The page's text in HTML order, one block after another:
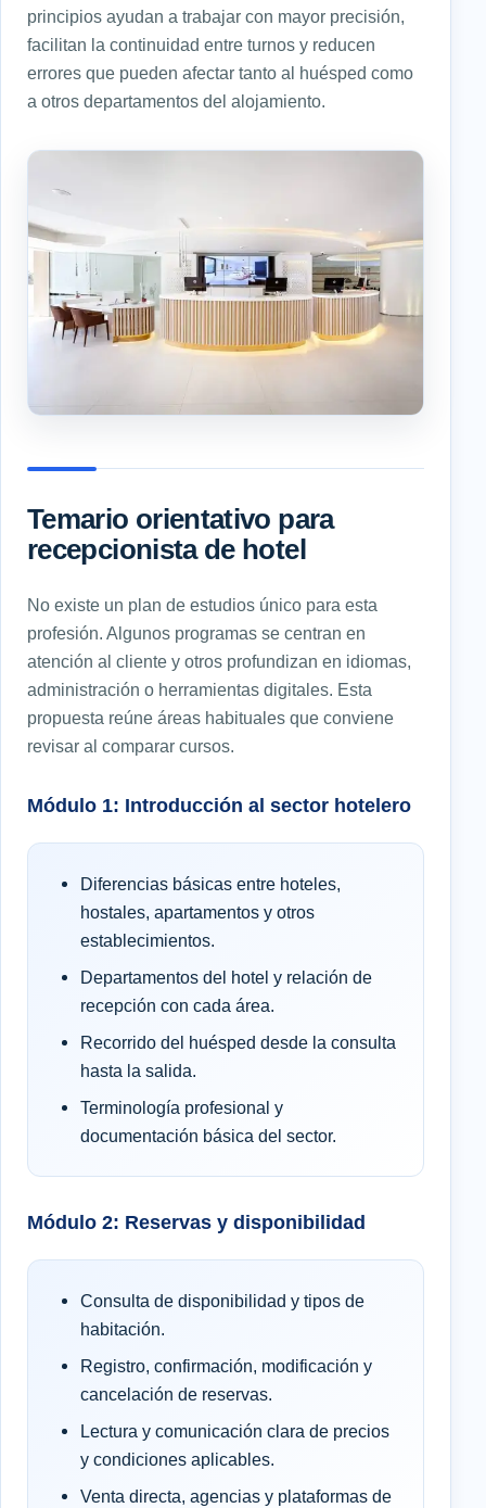
principios ayudan a trabajar con mayor precisión,
facilitan la continuidad entre turnos y reducen
errores que pueden afectar tanto al huésped como
a otros departamentos del alojamiento.
Temario orientativo para
recepcionista de hotel
No existe un plan de estudios único para esta
profesión. Algunos programas se centran en
atención al cliente y otros profundizan en idiomas,
administración o herramientas digitales. Esta
propuesta reúne áreas habituales que conviene
revisar al comparar cursos.
Módulo 1: Introducción al sector hotelero
Diferencias básicas entre hoteles,
hostales, apartamentos y otros
establecimientos.
Departamentos del hotel y relación de
recepción con cada área.
Recorrido del huésped desde la consulta
hasta la salida.
Terminología profesional y
documentación básica del sector.
Módulo 2: Reservas y disponibilidad
Consulta de disponibilidad y tipos de
habitación.
Registro, confirmación, modificación y
cancelación de reservas.
Lectura y comunicación clara de precios
y condiciones aplicables.
Venta directa, agencias y plataformas de